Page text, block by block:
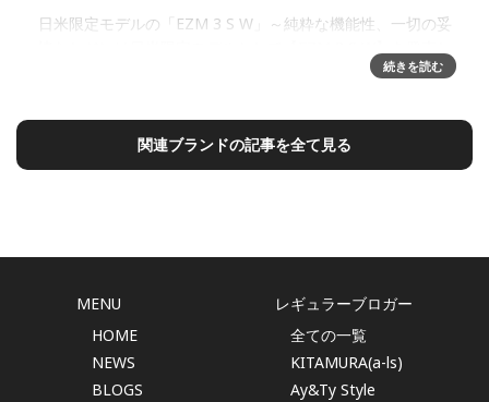
日米限定モデルの「EZM 3 S W」～純粋な機能性、一切の妥
ました。この時計は 待望のシリーズ初の白文字盤を備え、日
続きを読む
関連ブランドの記事を全て見る
MENU
HOME
NEWS
BLOGS
レギュラーブロガー
全ての一覧
KITAMURA(a-ls)
Ay&Ty Style